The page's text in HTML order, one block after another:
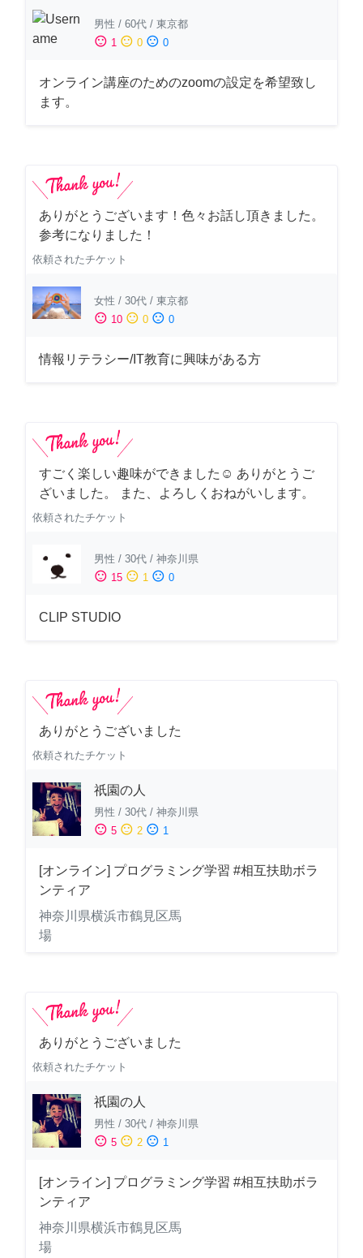
男性 / 60代 / 東京都
sentiment_satisfied 1 sentiment_neutral 0 sentiment_dissatisfied 0
オンライン講座のためのzoomの設定を希望致し
ます。
ありがとうございます！色々お話し頂きました。
参考になりました！
依頼されたチケット
女性 / 30代 / 東京都
sentiment_satisfied 10 sentiment_neutral 0 sentiment_dissatisfied 0
情報リテラシー/IT教育に興味がある方
すごく楽しい趣味ができました☺︎ ありがとうご
ざいました。 また、よろしくおねがいします。
依頼されたチケット
男性 / 30代 / 神奈川県
sentiment_satisfied 15 sentiment_neutral 1 sentiment_dissatisfied 0
CLIP STUDIO
ありがとうございました
依頼されたチケット
祇園の人
男性 / 30代 / 神奈川県
sentiment_satisfied 5 sentiment_neutral 2 sentiment_dissatisfied 1
[オンライン] プログラミング学習 #相互扶助ボラ
ンティア
神奈川県横浜市鶴見区馬
場
ありがとうございました
依頼されたチケット
祇園の人
男性 / 30代 / 神奈川県
sentiment_satisfied 5 sentiment_neutral 2 sentiment_dissatisfied 1
[オンライン] プログラミング学習 #相互扶助ボラ
ンティア
神奈川県横浜市鶴見区馬
場